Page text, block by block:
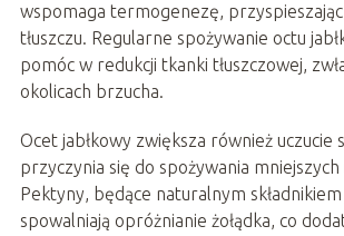
wspomaga termogenezę,
tłuszczu. Regularne spożywanie octu
pomóc w redukcji tkanki tłuszczowej,
okolicach brzucha.
Ocet jabłkowy zwiększa również uczucie
przyczynia się do spożywania mniejszych
Pektyny, będące naturalnym składnikiem
spowalniają opróżnianie żołądka, co